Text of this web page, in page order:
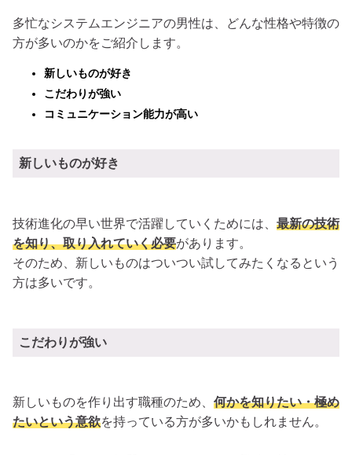
多忙なシステムエンジニアの男性は、どんな性格や特徴の
方が多いのかをご紹介します。
新しいものが好き
こだわりが強い
コミュニケーション能力が高い
新しいものが好き
技術進化の早い世界で活躍していくためには、 最新の技術
を知り、取り入れていく必要があります。
そのため、新しいものはついつい試してみたくなるという
方は多いです。
こだわりが強い
新しいものを作り出す職種のため、 何かを知りたい・極め
たいという意欲を持っている方が多いかもしれません。